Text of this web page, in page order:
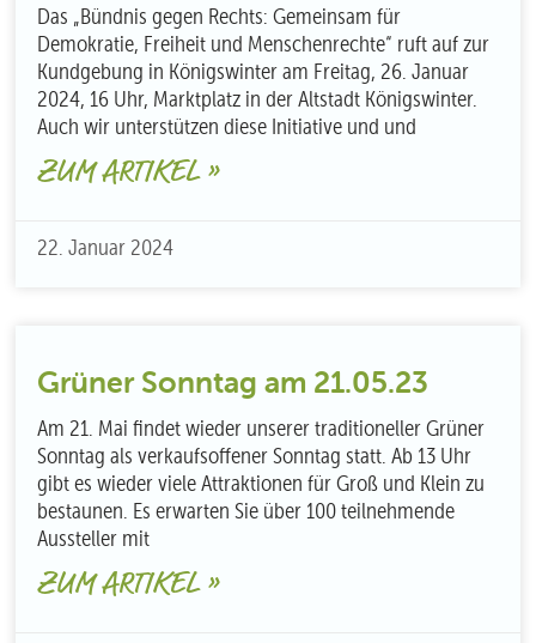
Das „Bündnis gegen Rechts: Gemeinsam für
Demokratie, Freiheit und Menschenrechte“ ruft auf zur
Kundgebung in Königswinter am Freitag, 26. Januar
2024, 16 Uhr, Marktplatz in der Altstadt Königswinter.
Auch wir unterstützen diese Initiative und und
ZUM ARTIKEL »
22. Januar 2024
Grüner Sonntag am 21.05.23
Am 21. Mai findet wieder unserer traditioneller Grüner
Sonntag als verkaufsoffener Sonntag statt. Ab 13 Uhr
gibt es wieder viele Attraktionen für Groß und Klein zu
bestaunen. Es erwarten Sie über 100 teilnehmende
Aussteller mit
ZUM ARTIKEL »